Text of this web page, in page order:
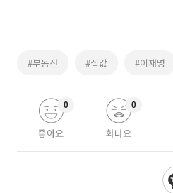
#부동산 #집값 #이재명
좋아요
0
화나요
0